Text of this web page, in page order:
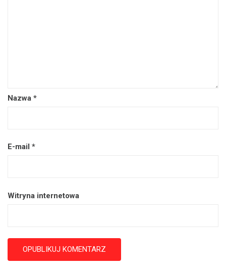
Nazwa *
E-mail *
Witryna internetowa